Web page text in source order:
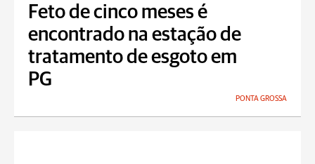
Feto de cinco meses é
encontrado na estação de
tratamento de esgoto em
PG
PONTA GROSSA